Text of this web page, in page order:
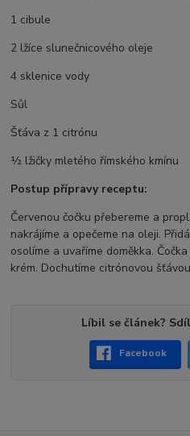
1 cibule
2 lžíce slunečnicového oleje
4 sklenice vody
Sůl
Šťáva z 1 citrónu
½ lžičky mletého římského kmínu
Postup přípravy receptu:
Červenou čočku přebereme a
nakrájíme a opečeme na oleji.
osolíme a uvaříme doměkka.
krém. Dochutíme citrónovou
Líbil se článek?
Facebook